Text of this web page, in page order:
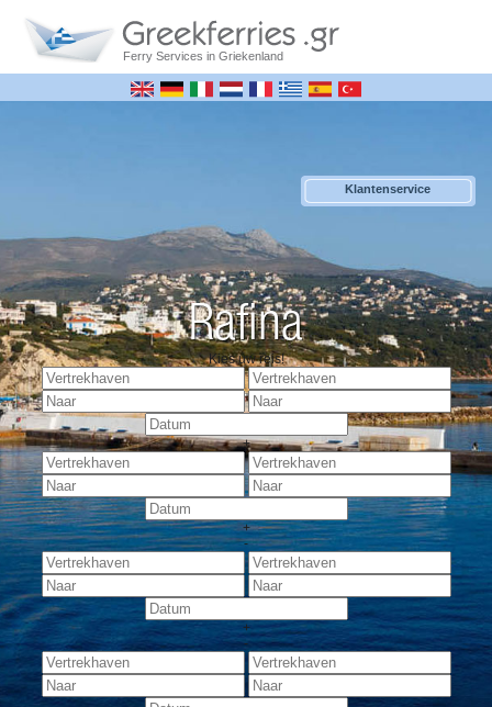
Ferry Services in Griekenland
Klantenservice
Rafina
Kies uw reis!
+
+
-
+
-